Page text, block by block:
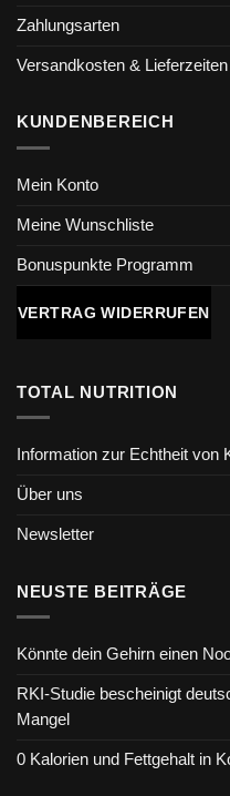
Zahlungsarten
Versandkosten & Lieferzeiten
KUNDENBEREICH
Mein Konto
Meine Wunschliste
Bonuspunkte Programm
VERTRAG WIDERRUFEN
TOTAL NUTRITION
Information zur Echtheit von
Über uns
Newsletter
NEUSTE BEITRÄGE
Könnte dein Gehirn einen
RKI-Studie bescheinigt
Mangel
0 Kalorien und Fettgehalt in